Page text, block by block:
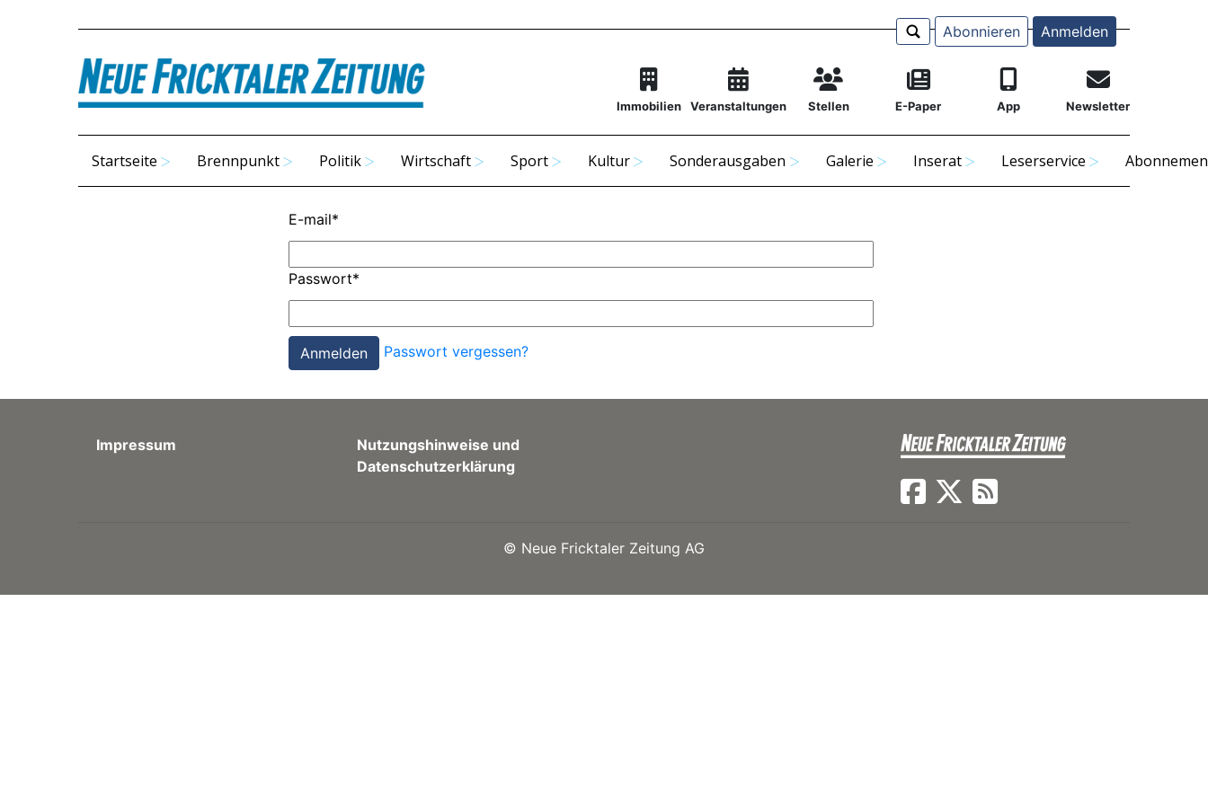
Abonnieren Anmelden
Immobilien Veranstaltungen Stellen E-Paper App Newsletter
Startseite Brennpunkt Politik Wirtschaft Sport Kultur Sonderausgaben Galerie Inserat Leserservice
E-mail*
Passwort*
Passwort vergessen?
Impressum
Nutzungshinweise und
Datenschutzerklärung
© Neue Fricktaler Zeitung AG